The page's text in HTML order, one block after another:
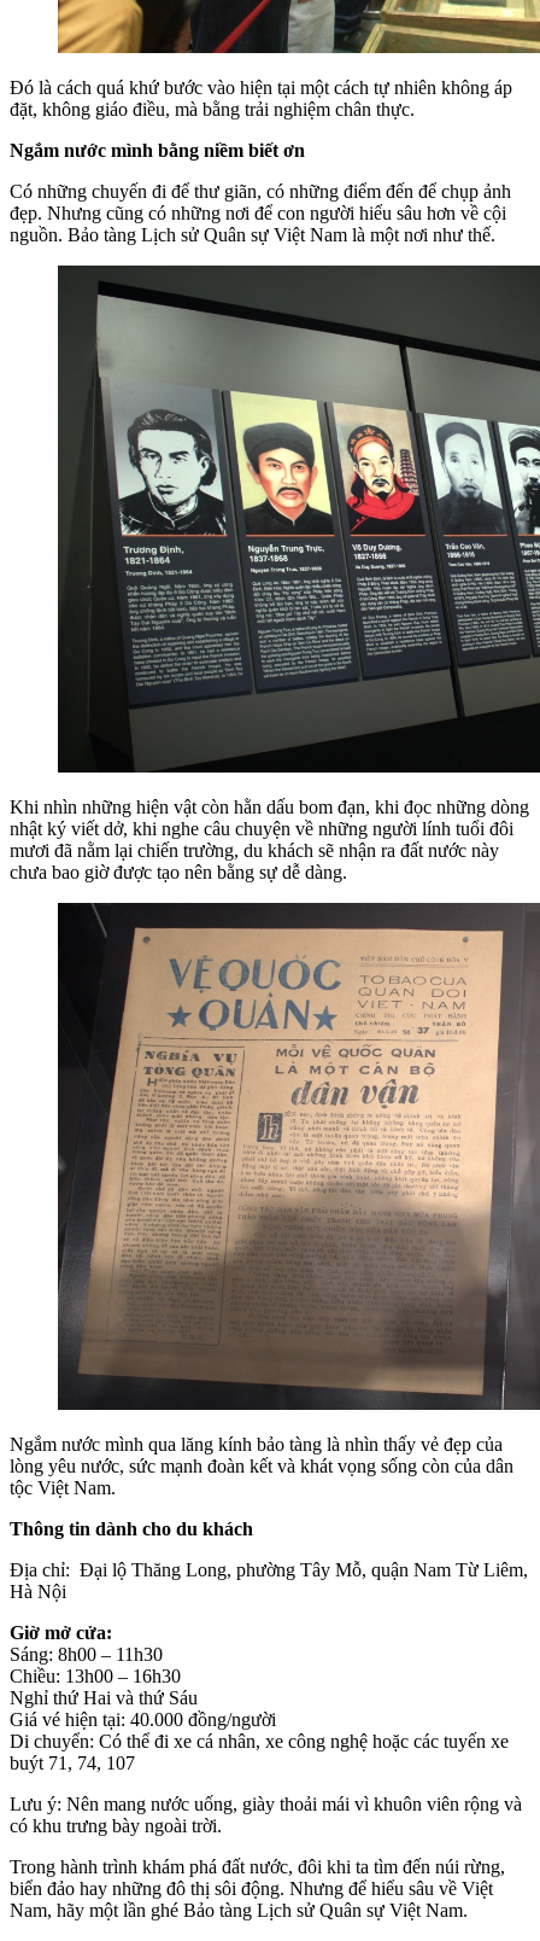
Đó là cách quá khứ bước vào hiện tại một cách tự nhiên không áp
đặt, không giáo điều, mà bằng trải nghiệm chân thực.
Ngắm nước mình bằng niềm biết ơn
Có những chuyến đi để thư giãn, có những điểm đến để chụp ảnh
đẹp. Nhưng cũng có những nơi để con người hiểu sâu hơn về cội
nguồn. Bảo tàng Lịch sử Quân sự Việt Nam là một nơi như thế.
Khi nhìn những hiện vật còn hằn dấu bom đạn, khi đọc những dòng
nhật ký viết dở, khi nghe câu chuyện về những người lính tuổi đôi
mươi đã nằm lại chiến trường, du khách sẽ nhận ra đất nước này
chưa bao giờ được tạo nên bằng sự dễ dàng.
Ngắm nước mình qua lăng kính bảo tàng là nhìn thấy vẻ đẹp của
lòng yêu nước, sức mạnh đoàn kết và khát vọng sống còn của dân
tộc Việt Nam.
Thông tin dành cho du khách
Địa chỉ: Đại lộ Thăng Long, phường Tây Mỗ, quận Nam Từ Liêm,
Hà Nội
Giờ mở cửa:
Sáng: 8h00 – 11h30
Chiều: 13h00 – 16h30
Nghỉ thứ Hai và thứ Sáu
Giá vé hiện tại: 40.000 đồng/người
Di chuyển: Có thể đi xe cá nhân, xe công nghệ hoặc các tuyến xe
buýt 71, 74, 107
Lưu ý: Nên mang nước uống, giày thoải mái vì khuôn viên rộng và
có khu trưng bày ngoài trời.
Trong hành trình khám phá đất nước, đôi khi ta tìm đến núi rừng,
biển đảo hay những đô thị sôi động. Nhưng để hiểu sâu về Việt
Nam, hãy một lần ghé Bảo tàng Lịch sử Quân sự Việt Nam.